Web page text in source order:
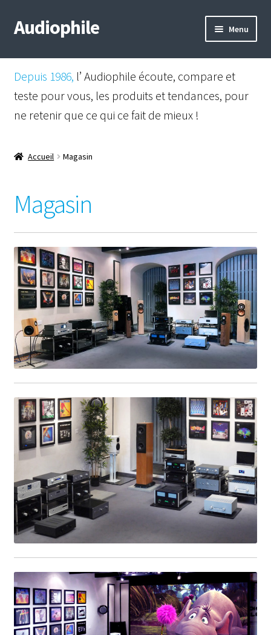
Aller
à
Aller
au
Audiophile Menu
Mail
Shop
Instagram
Facebook
Depuis 1986, l’ Audiophile écoute, compare et
teste pour vous, les produits et tendances, pour
ne retenir que ce qui ce fait de mieux !
Accueil Magasin
Magasin